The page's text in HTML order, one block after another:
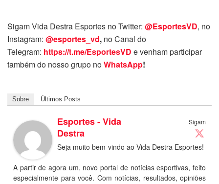
Sigam Vida Destra Esportes no Twitter: @EsportesVD, no
Instagram: @esportes_vd, no Canal do
Telegram: https://t.me/EsportesVD e venham participar
também do nosso grupo noWhatsApp!
Sobre Últimos Posts
Sigam
Esportes - Vida
Destra
Seja muito bem-vindo ao Vida Destra Esportes!
A partir de agora um, novo portal de notícias esportivas, feito
especialmente para você. Com notícias, resultados, opiniões